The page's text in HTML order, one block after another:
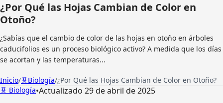
¿Por Qué las Hojas Cambian de Color en
Otoño?
¿Sabías que el cambio de color de las hojas en otoño en árboles
caducifolios es un proceso biológico activo? A medida que los días
se acortan y las temperaturas...
Inicio/🧬 Biología/¿Por Qué las Hojas Cambian de Color en Otoño?
🧬 Biología•Actualizado 29 de abril de 2025